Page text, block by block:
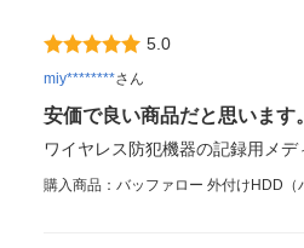
5.0
miy********さん
安価で良い商品だと思います。
ワイヤレス防犯機器の記録用メ
購入商品：バッファロー 外付けHDD